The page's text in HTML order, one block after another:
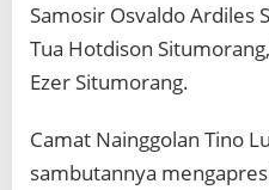
Samosir Osvaldo Ardiles
Tua Hotdison
Ezer Situmorang.
Camat Nainggolan Tino
sambutannya